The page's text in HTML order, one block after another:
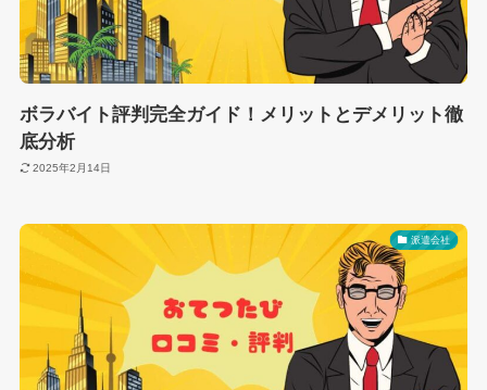
ボラバイト評判完全ガイド！メリットとデメリット徹
底分析
2025年2月14日
派遣会社